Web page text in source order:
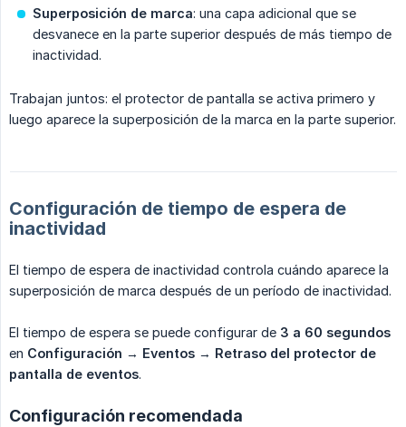
Superposición de marca: una capa adicional que se
desvanece en la parte superior después de más tiempo de
inactividad.
Trabajan juntos: el protector de pantalla se activa primero y
luego aparece la superposición de la marca en la parte superior.
Configuración de tiempo de espera de
inactividad
El tiempo de espera de inactividad controla cuándo aparece la
superposición de marca después de un período de inactividad.
El tiempo de espera se puede configurar de 3 a 60 segundos
en Configuración → Eventos → Retraso del protector de
pantalla de eventos.
Configuración recomendada